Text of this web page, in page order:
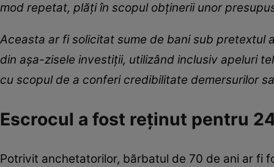
mod repetat, plăți în scopul obținerii unor
Aceasta ar fi solicitat sume de bani sub
din așa-zisele investiții, utilizând inclusiv apeluri
cu scopul de a conferi credibilitate demersurilor
Escrocul a fost reținut pentru
Potrivit anchetatorilor, bărbatul de 70 de ani ar fi